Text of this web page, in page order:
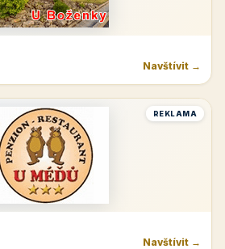
Navštívit →
REKLAMA
Navštívit →